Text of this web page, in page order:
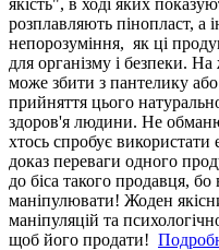
розплавляють пінопласт, а
непорозуміння, як ці
для організму і безпеки.
може збити з пантелику або
прийняття цього
здоров'я людини. Не
хтось спробує
доказ переваги одного
до біса такого продавця, бо
маніпулювати! Жоден
маніпуляцій та
щоб його продати!